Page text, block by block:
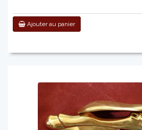
Ajouter au panier